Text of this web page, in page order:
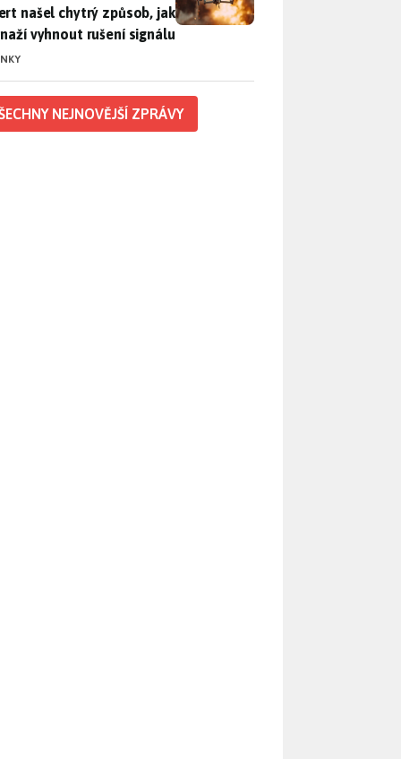
našel chytrý způsob, jak
vyhnout rušení signálu
NEJNOVĚJŠÍ ZPRÁVY